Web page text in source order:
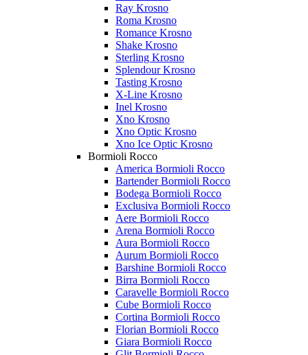
Ray Krosno
Roma Krosno
Romance Krosno
Shake Krosno
Sterling Krosno
Splendour Krosno
Tasting Krosno
X-Line Krosno
Inel Krosno
Xno Krosno
Xno Optic Krosno
Xno Ice Optic Krosno
Bormioli Rocco
America Bormioli Rocco
Bartender Bormioli Rocco
Bodega Bormioli Rocco
Exclusiva Bormioli Rocco
Aere Bormioli Rocco
Arena Bormioli Rocco
Aura Bormioli Rocco
Aurum Bormioli Rocco
Barshine Bormioli Rocco
Birra Bormioli Rocco
Caravelle Bormioli Rocco
Cube Bormioli Rocco
Cortina Bormioli Rocco
Florian Bormioli Rocco
Giara Bormioli Rocco